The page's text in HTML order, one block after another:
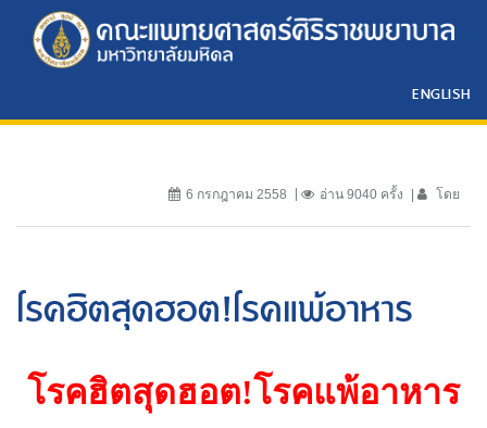
ENGLISH
6 กรกฎาคม 2558 อ่าน 9040 ครั้ง โดย
โรคฮิตสุดฮอต!โรคแพ้อาหาร
โรคฮิตสุดฮอต!โรคแพ้อาหาร